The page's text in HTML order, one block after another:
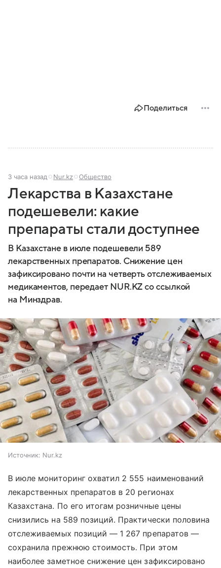
Поделиться
3 часа назад Nur.kz Общество
Лекарства в Казахстане
подешевели: какие
препараты стали доступнее
В Казахстане в июле подешевели 589
лекарственных препаратов. Снижение цен
зафиксировано почти на четверть отслеживаемых
медикаментов, передает NUR.KZ со ссылкой
на Минздрав.
Источник: Nur.kz
В июле мониторинг охватил 2 555 наименований
лекарственных препаратов в 20 регионах
Казахстана. По его итогам розничные цены
снизились на 589 позиций. Практически половина
отслеживаемых позиций — 1 267 препаратов —
сохранила прежнюю стоимость. При этом
наиболее заметное снижение цен зафиксировано